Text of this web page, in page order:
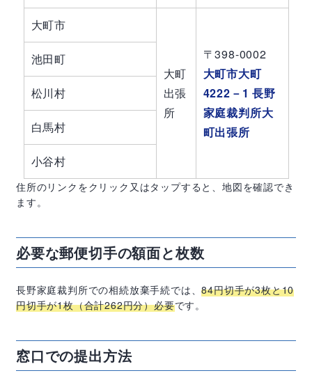
大町市
大町
出張
所
〒398-0002
大町市大町
4222－1 長野
家庭裁判所大
町出張所
池田町
松川村
白馬村
小谷村
住所のリンクをクリック又はタップすると、地図を確認でき
ます。
必要な郵便切手の額面と枚数
長野家庭裁判所での相続放棄手続では、84円切手が3枚と10
円切手が1枚（合計262円分）必要です。
窓口での提出方法